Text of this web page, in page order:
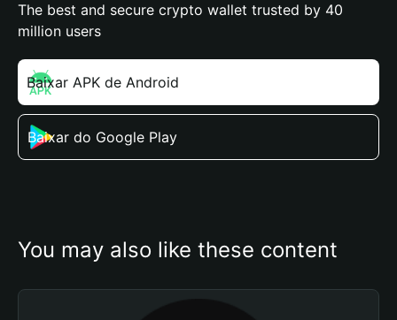
The best and secure crypto wallet trusted by 40
million users
Baixar APK de Android
Baixar do Google Play
You may also like these content